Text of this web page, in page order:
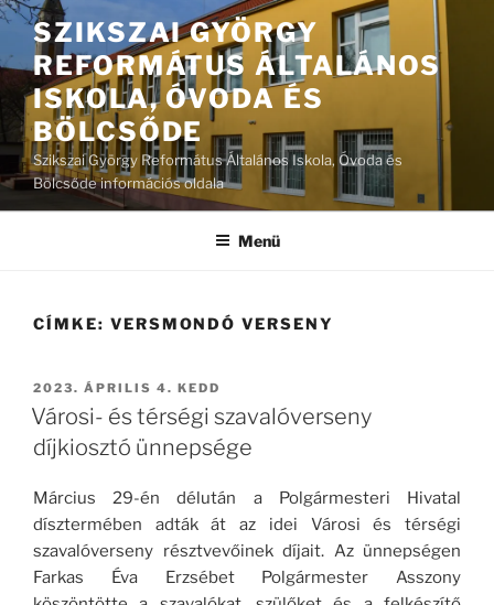
Tartalomhoz
SZIKSZAI GYÖRGY
REFORMÁTUS ÁLTALÁNOS
ISKOLA, ÓVODA ÉS
BÖLCSŐDE
Szikszai György Református Általános Iskola, Óvoda és
Bölcsőde információs oldala
Menü
CÍMKE: VERSMONDÓ VERSENY
BEKÜLDVE:
2023. ÁPRILIS 4. KEDD
Városi- és térségi szavalóverseny
díjkiosztó ünnepsége
Március 29-én délután a Polgármesteri Hivatal
dísztermében adták át az idei Városi és térségi
szavalóverseny résztvevőinek díjait. Az ünnepségen
Farkas Éva Erzsébet Polgármester Asszony